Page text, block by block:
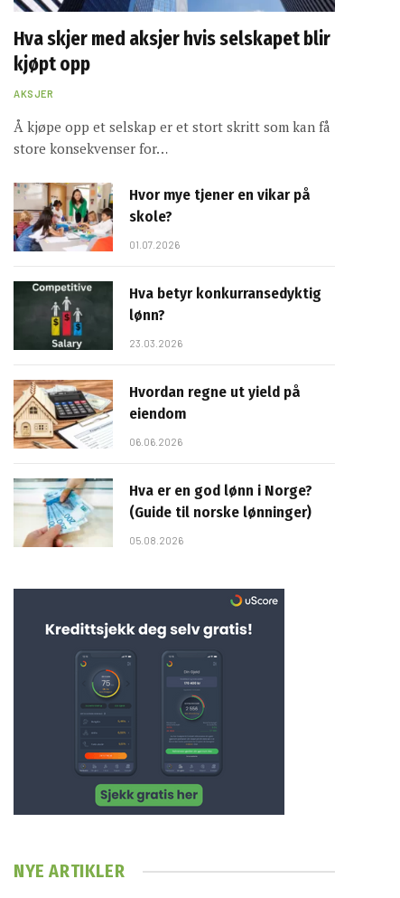
Hva skjer med aksjer hvis selskapet blir
kjøpt opp
AKSJER
Å kjøpe opp et selskap er et stort skritt som kan få
store konsekvenser for…
Hvor mye tjener en vikar på
skole?
01.07.2026
Hva betyr konkurransedyktig
lønn?
23.03.2026
Hvordan regne ut yield på
eiendom
06.06.2026
Hva er en god lønn i Norge?
(Guide til norske lønninger)
05.08.2026
NYE ARTIKLER